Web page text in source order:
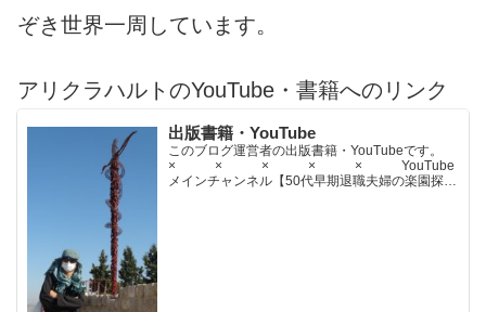
ぞき世界一周しています。
アリクラハルトのYouTube・書籍へのリンク
出版書籍・YouTube
このブログ運営者の出版書籍・YouTubeです。
× × × × × YouTube
メインチャンネル【50代早期退職夫婦の楽園探求